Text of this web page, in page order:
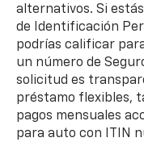
alternativos. Si
de Identificación
podrías calificar
un número de
solicitud es
préstamo flexibles,
pagos mensuales
para auto con ITIN